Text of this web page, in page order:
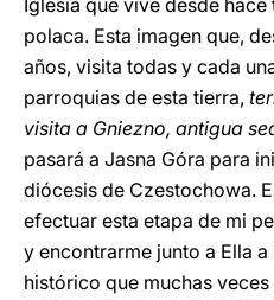
Iglesia que vive desde
polaca. Esta imagen que,
años, visita todas y cada
parroquias de esta tierra,
visita a Gniezno, antigua
pasará a Jasna Góra para
diócesis de Czestochowa.
efectuar esta etapa de mi
y encontrarme junto a Ella
histórico que muchas